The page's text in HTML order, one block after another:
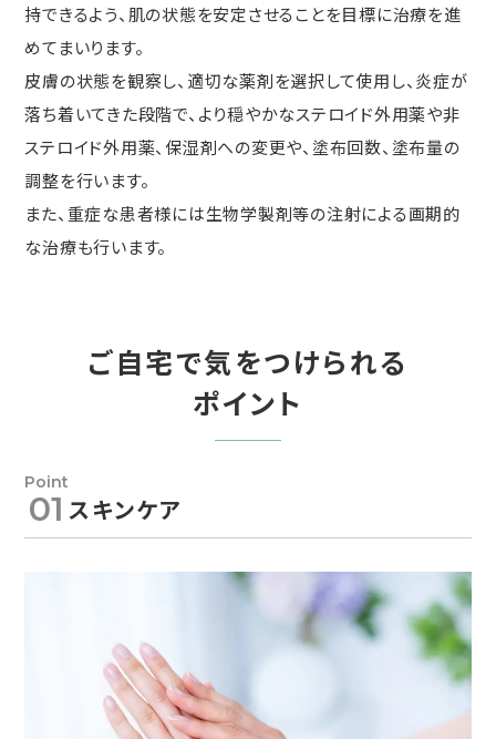
持できるよう、肌の状態を安定させることを目標に治療を進
めてまいります。
皮膚の状態を観察し、適切な薬剤を選択して使用し、炎症が
落ち着いてきた段階で、より穏やかなステロイド外用薬や非
ステロイド外用薬、保湿剤への変更や、塗布回数、塗布量の
調整を行います。
また、重症な患者様には生物学製剤等の注射による画期的
な治療も行います。
ご自宅で気をつけられる
ポイント
01 スキンケア